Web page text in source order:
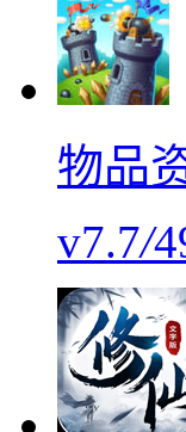
物品
v7.7/